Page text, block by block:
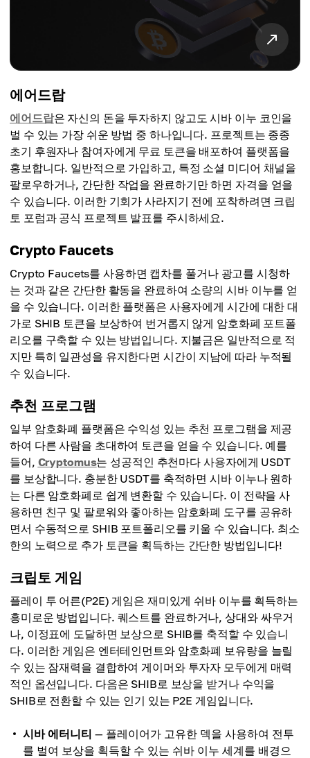
에어드랍
에어드랍은 자신의 돈을 투자하지 않고도 시바 이누 코인을
벌 수 있는 가장 쉬운 방법 중 하나입니다. 프로젝트는 종종
초기 후원자나 참여자에게 무료 토큰을 배포하여 플랫폼을
홍보합니다. 일반적으로 가입하고, 특정 소셜 미디어 채널을
팔로우하거나, 간단한 작업을 완료하기만 하면 자격을 얻을
수 있습니다. 이러한 기회가 사라지기 전에 포착하려면 크립
토 포럼과 공식 프로젝트 발표를 주시하세요.
Crypto Faucets
Crypto Faucets를 사용하면 캡차를 풀거나 광고를 시청하
는 것과 같은 간단한 활동을 완료하여 소량의 시바 이누를 얻
을 수 있습니다. 이러한 플랫폼은 사용자에게 시간에 대한 대
가로 SHIB 토큰을 보상하여 번거롭지 않게 암호화폐 포트폴
리오를 구축할 수 있는 방법입니다. 지불금은 일반적으로 적
지만 특히 일관성을 유지한다면 시간이 지남에 따라 누적될
수 있습니다.
추천 프로그램
일부 암호화폐 플랫폼은 수익성 있는 추천 프로그램을 제공
하여 다른 사람을 초대하여 토큰을 얻을 수 있습니다. 예를
들어, Cryptomus는 성공적인 추천마다 사용자에게 USDT
를 보상합니다. 충분한 USDT를 축적하면 시바 이누나 원하
는 다른 암호화폐로 쉽게 변환할 수 있습니다. 이 전략을 사
용하면 친구 및 팔로워와 좋아하는 암호화폐 도구를 공유하
면서 수동적으로 SHIB 포트폴리오를 키울 수 있습니다. 최소
한의 노력으로 추가 토큰을 획득하는 간단한 방법입니다!
크립토 게임
플레이 투 어른(P2E) 게임은 재미있게 쉬바 이누를 획득하는
흥미로운 방법입니다. 퀘스트를 완료하거나, 상대와 싸우거
나, 이정표에 도달하면 보상으로 SHIB를 축적할 수 있습니
다. 이러한 게임은 엔터테인먼트와 암호화폐 보유량을 늘릴
수 있는 잠재력을 결합하여 게이머와 투자자 모두에게 매력
적인 옵션입니다. 다음은 SHIB로 보상을 받거나 수익을
SHIB로 전환할 수 있는 인기 있는 P2E 게임입니다.
시바 에터니티 — 플레이어가 고유한 덱을 사용하여 전투
를 벌여 보상을 획득할 수 있는 쉬바 이누 세계를 배경으